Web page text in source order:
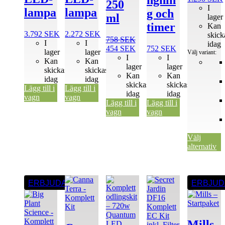
lampa
3.792 SEK
I
lager
Kan
skickas
idag
Lägg till i
vagn
lampa
2.272 SEK
I
lager
Kan
skickas
idag
Lägg till i
vagn
250
ml
758SEK
Det
ursprungliga
var:
758 SEK.
454 SEKDet
nuvarande
priset
är:
454 SEK.
I
lager
Kan
skickas
idag
Lägg till i
vagn
g och
timer
752 SEK
I
lager
Kan
skickas
idag
Lägg till i
vagn
I
lager
Kan
idag
Välj variant:
Välj
alternativ
ERBJUDANDE
Den
här
produkten
har
flera
Den
här
produkten
har
Den
här
produkten
har
flera